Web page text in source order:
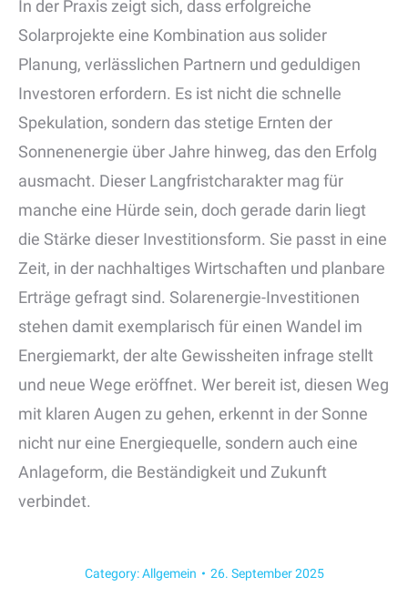
In der Praxis zeigt sich, dass erfolgreiche
Solarprojekte eine Kombination aus solider
Planung, verlässlichen Partnern und geduldigen
Investoren erfordern. Es ist nicht die schnelle
Spekulation, sondern das stetige Ernten der
Sonnenenergie über Jahre hinweg, das den Erfolg
ausmacht. Dieser Langfristcharakter mag für
manche eine Hürde sein, doch gerade darin liegt
die Stärke dieser Investitionsform. Sie passt in eine
Zeit, in der nachhaltiges Wirtschaften und planbare
Erträge gefragt sind. Solarenergie-Investitionen
stehen damit exemplarisch für einen Wandel im
Energiemarkt, der alte Gewissheiten infrage stellt
und neue Wege eröffnet. Wer bereit ist, diesen Weg
mit klaren Augen zu gehen, erkennt in der Sonne
nicht nur eine Energiequelle, sondern auch eine
Anlageform, die Beständigkeit und Zukunft
verbindet.
Category:Allgemein 26. September 2025